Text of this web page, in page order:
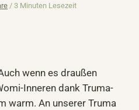
/ 3 Minuten Lesezeit
wenn es draußen
Inneren dank Truma-
warm. An unserer Truma